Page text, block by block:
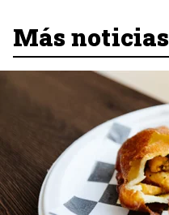
Más noticias